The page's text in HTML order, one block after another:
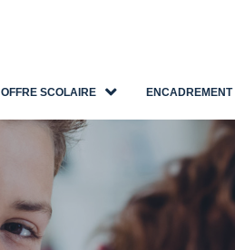
OFFRE SCOLAIRE ENCADREMENT